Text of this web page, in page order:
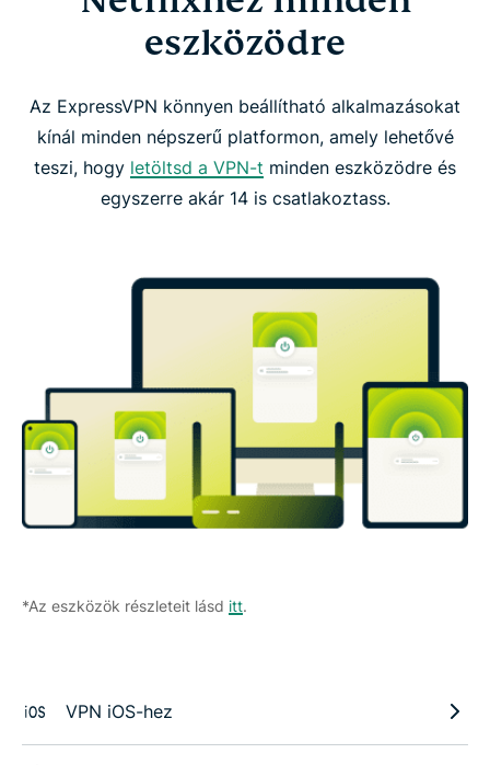
eszközödre
Az ExpressVPN könnyen beállítható alkalmazásokat
kínál minden népszerű platformon, amely lehetővé
teszi, hogy letöltsd a VPN-t minden eszközödre és
egyszerre akár 14 is csatlakoztass.
*Az eszközök részleteit lásd itt.
VPN iOS-hez